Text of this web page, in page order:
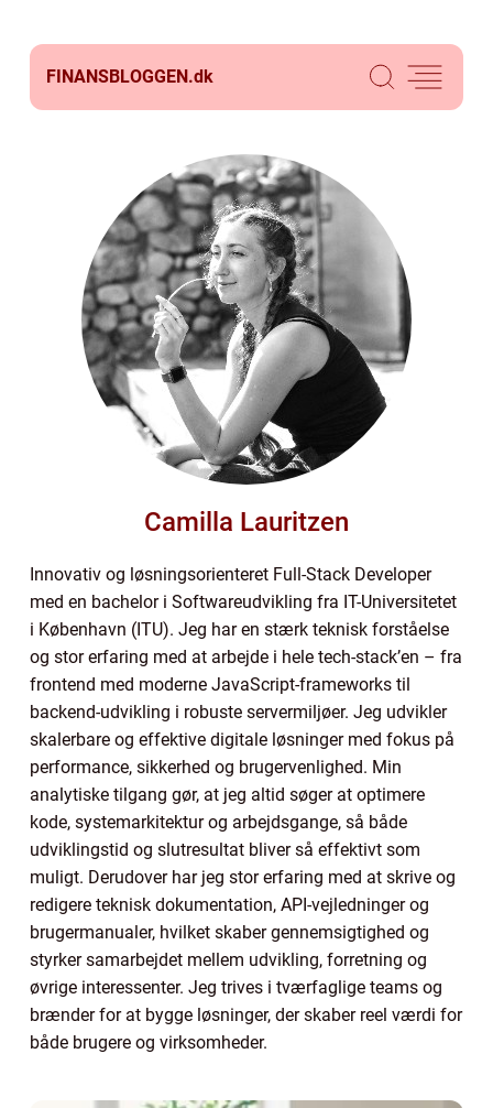
FINANSBLOGGEN.dk
Camilla Lauritzen
Innovativ og løsningsorienteret Full-Stack Developer
med en bachelor i Softwareudvikling fra IT-Universitetet
i København (ITU). Jeg har en stærk teknisk forståelse
og stor erfaring med at arbejde i hele tech-stack’en – fra
frontend med moderne JavaScript-frameworks til
backend-udvikling i robuste servermiljøer. Jeg udvikler
skalerbare og effektive digitale løsninger med fokus på
performance, sikkerhed og brugervenlighed. Min
analytiske tilgang gør, at jeg altid søger at optimere
kode, systemarkitektur og arbejdsgange, så både
udviklingstid og slutresultat bliver så effektivt som
muligt. Derudover har jeg stor erfaring med at skrive og
redigere teknisk dokumentation, API-vejledninger og
brugermanualer, hvilket skaber gennemsigtighed og
styrker samarbejdet mellem udvikling, forretning og
øvrige interessenter. Jeg trives i tværfaglige teams og
brænder for at bygge løsninger, der skaber reel værdi for
både brugere og virksomheder.